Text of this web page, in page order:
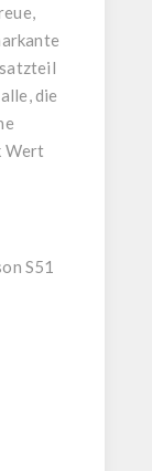
die
Wert
S51